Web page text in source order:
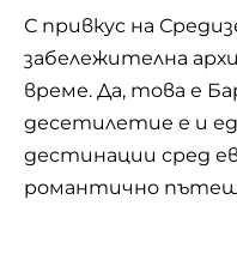
С привкус на
забележителна
време. Да, това е
десетилетие е и
дестинации сред
романтично